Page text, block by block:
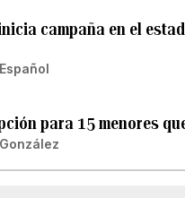
campaña en el
para 15 menores